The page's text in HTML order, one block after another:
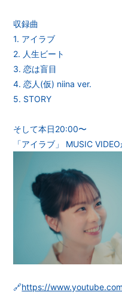
収録曲
1. アイラブ
2. 人生ビート
3. 恋は盲目
4. 恋人(仮) niina ver.
5. STORY
そして本日20:00〜
「アイラブ」 MUSIC VIDEO
🔗https://